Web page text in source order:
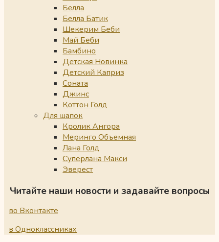
Белла
Белла Батик
Шекерим Беби
Май Беби
Бамбино
Детская Новинка
Детский Каприз
Соната
Джинс
Коттон Голд
Для шапок
Кролик Ангора
Меринго Объемная
Лана Голд
Суперлана Макси
Эверест
Читайте наши новости и задавайте вопросы
во Вконтакте
в Одноклассниках